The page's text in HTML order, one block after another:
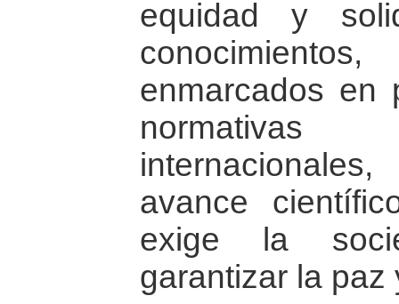
equidad y
enmarcados en
normativas
avance
exige la
garantizar la paz